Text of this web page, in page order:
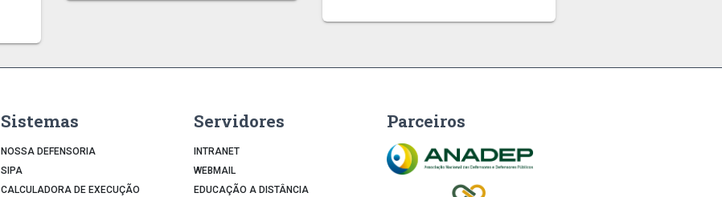
Sistemas
NOSSA DEFENSORIA
SIPA
CALCULADORA DE EXECUÇÃO
Servidores
INTRANET
WEBMAIL
EDUCAÇÃO A DISTÂNCIA
Parceiros